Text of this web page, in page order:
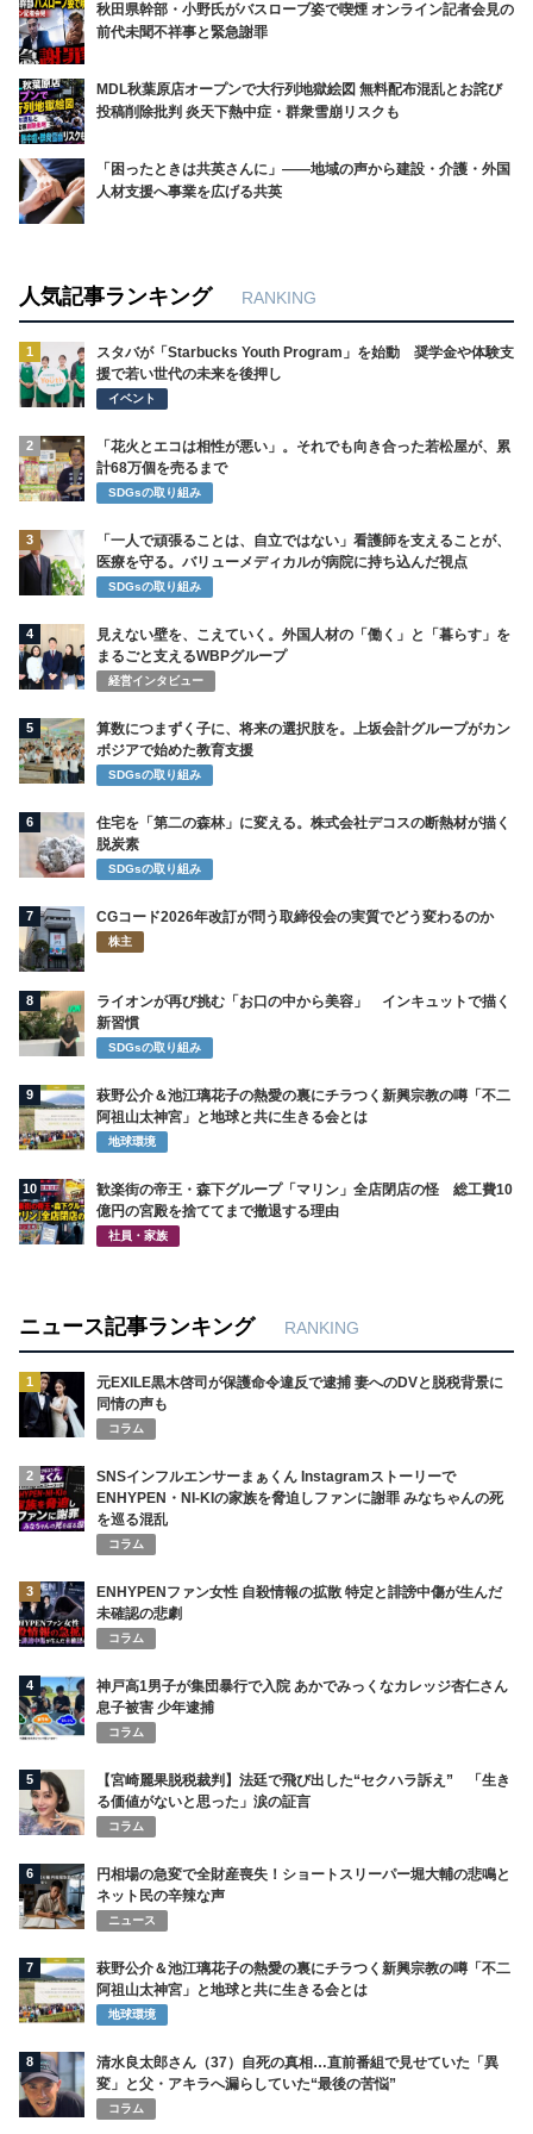
秋田県幹部・小野氏がバスローブ姿で喫煙 オンライン記者会見の
前代未聞不祥事と緊急謝罪
MDL秋葉原店オープンで大行列地獄絵図 無料配布混乱とお詫び
投稿削除批判 炎天下熱中症・群衆雪崩リスクも
「困ったときは共英さんに」――地域の声から建設・介護・外国
人材支援へ事業を広げる共英
人気記事ランキング RANKING
1
スタバが「Starbucks Youth Program」を始動 奨学金や体験支
援で若い世代の未来を後押し
イベント
2
「花火とエコは相性が悪い」。それでも向き合った若松屋が、累
計68万個を売るまで
SDGsの取り組み
3
「一人で頑張ることは、自立ではない」看護師を支えることが、
医療を守る。バリューメディカルが病院に持ち込んだ視点
SDGsの取り組み
4
見えない壁を、こえていく。外国人材の「働く」と「暮らす」を
まるごと支えるWBPグループ
経営インタビュー
5
算数につまずく子に、将来の選択肢を。上坂会計グループがカン
ボジアで始めた教育支援
SDGsの取り組み
6
住宅を「第二の森林」に変える。株式会社デコスの断熱材が描く
脱炭素
SDGsの取り組み
7 CGコード2026年改訂が問う取締役会の実質でどう変わるのか
株主
8
ライオンが再び挑む「お口の中から美容」 インキュットで描く
新習慣
SDGsの取り組み
9
萩野公介＆池江璃花子の熱愛の裏にチラつく新興宗教の噂「不二
阿祖山太神宮」と地球と共に生きる会とは
地球環境
10
歓楽街の帝王・森下グループ「マリン」全店閉店の怪 総工費10
億円の宮殿を捨ててまで撤退する理由
社員・家族
ニュース記事ランキング RANKING
1
元EXILE黒木啓司が保護命令違反で逮捕 妻へのDVと脱税背景に
同情の声も
コラム
2
SNSインフルエンサーまぁくん Instagramストーリーで
ENHYPEN・NI-KIの家族を脅迫しファンに謝罪 みなちゃんの死
を巡る混乱
コラム
3
ENHYPENファン女性 自殺情報の拡散 特定と誹謗中傷が生んだ
未確認の悲劇
コラム
4
神戸高1男子が集団暴行で入院 あかでみっくなカレッジ杏仁さん
息子被害 少年逮捕
コラム
5
【宮崎麗果脱税裁判】法廷で飛び出した“セクハラ訴え” 「生き
る価値がないと思った」涙の証言
コラム
6
円相場の急変で全財産喪失！ショートスリーパー堀大輔の悲鳴と
ネット民の辛辣な声
ニュース
7
萩野公介＆池江璃花子の熱愛の裏にチラつく新興宗教の噂「不二
阿祖山太神宮」と地球と共に生きる会とは
地球環境
8
清水良太郎さん（37）自死の真相…直前番組で見せていた「異
変」と父・アキラへ漏らしていた“最後の苦悩”
コラム